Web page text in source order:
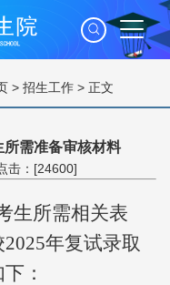
> 招生工作 > 正文
需准备审核材料
击：[24600]
生所需相关表
年复试录取
：